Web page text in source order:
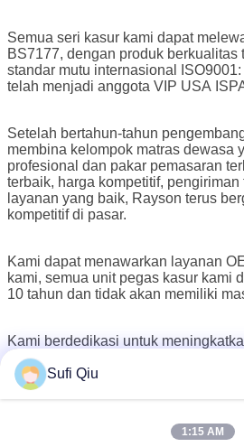
Semua seri kasur kami dapat
BS7177, dengan produk berkualitas
standar mutu internasional
telah menjadi anggota VIP USA
Setelah bertahun-tahun
membina kelompok matras dewasa
profesional dan pakar pemasaran
terbaik, harga kompetitif, pengiriman
layanan yang baik, Rayson terus
kompetitif di pasar.
Kami dapat menawarkan layanan
kami, semua unit pegas kasur kami
10 tahun dan tidak akan memiliki
Kami berdedikasi untuk
dan ingin menjadi konselor tidur
kasur yang lebih baik kepada
semua orang dapat memperoleh
Sufi Qiu
1:15 AM